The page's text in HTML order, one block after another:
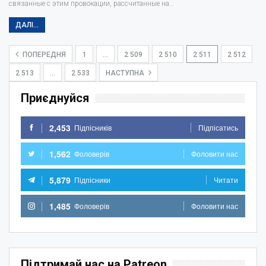
связанные с этим провокации, рассчитанные на…
ДАЛІ...
ПОПЕРЕДНЯ 1 2 509 2 510 2 511 2 512
2 513 2 533 НАСТУПНА
Приєднуйся
2,453 Підпісників Підпісатись
1,562 Фоловерів Фоловити нас
5,879 Підпісники Читати
1,485 Фоловерів Фоловити нас